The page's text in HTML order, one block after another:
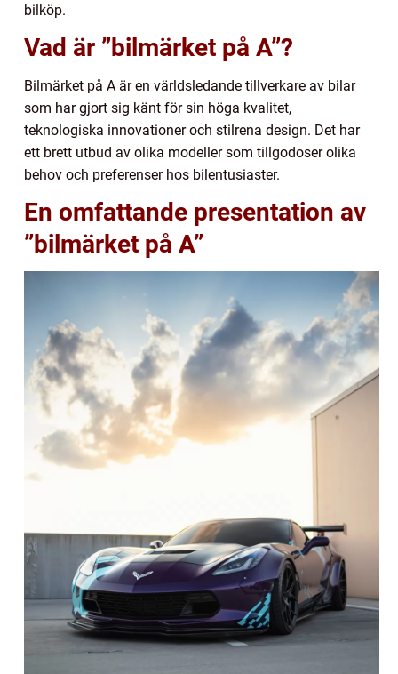
bilköp.
Vad är ”bilmärket på A”?
Bilmärket på A är en världsledande tillverkare av bilar
som har gjort sig känt för sin höga kvalitet,
teknologiska innovationer och stilrena design. Det har
ett brett utbud av olika modeller som tillgodoser olika
behov och preferenser hos bilentusiaster.
En omfattande presentation av
”bilmärket på A”